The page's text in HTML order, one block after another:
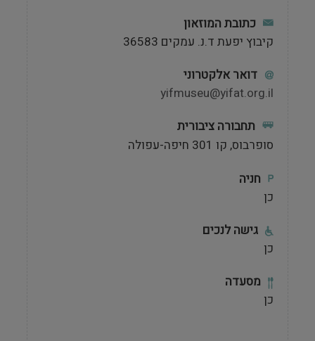
כתובת המוזאון
קיבוץ יפעת ד.נ. עמקים 36583
דואר אלקטרוני
yifmuseu@yifat.org.il
תחבורה ציבורית
סופרבוס, קו 301 חיפה-עפולה
חניה
כן
גישה לנכים
כן
מסעדה
כן